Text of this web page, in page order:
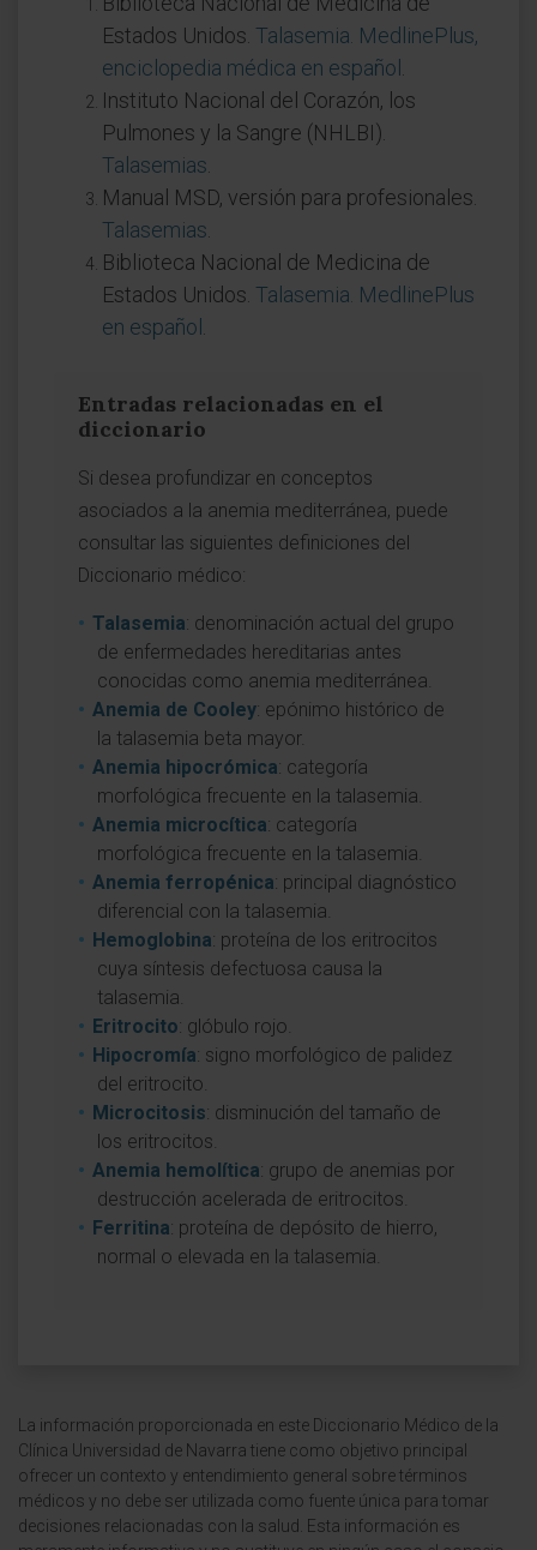
Estados Unidos. Talasemia. MedlinePlus,
enciclopedia médica en español
Instituto Nacional del Corazón, los
Pulmones y la Sangre (NHLBI).
Talasemias
Manual MSD, versión para profesionales.
Talasemias
Biblioteca Nacional de Medicina de
Estados Unidos. Talasemia. MedlinePlus
en español
Entradas relacionadas en el
diccionario
Si desea profundizar en conceptos
asociados a la anemia mediterránea, puede
consultar las siguientes definiciones del
Diccionario médico:
Talasemia: denominación actual del grupo
de enfermedades hereditarias antes
conocidas como anemia mediterránea.
Anemia de Cooley: epónimo histórico de
la talasemia beta mayor.
Anemia hipocrómica: categoría
morfológica frecuente en la talasemia.
Anemia microcítica: categoría
morfológica frecuente en la talasemia.
Anemia ferropénica: principal diagnóstico
diferencial con la talasemia.
Hemoglobina: proteína de los eritrocitos
cuya síntesis defectuosa causa la
talasemia.
Eritrocito: glóbulo rojo.
Hipocromía: signo morfológico de palidez
del eritrocito.
Microcitosis: disminución del tamaño de
los eritrocitos.
Anemia hemolítica: grupo de anemias por
destrucción acelerada de eritrocitos.
Ferritina: proteína de depósito de hierro,
normal o elevada en la talasemia.
La información proporcionada en este Diccionario Médico de la
Clínica Universidad de Navarra tiene como objetivo principal
ofrecer un contexto y entendimiento general sobre términos
médicos y no debe ser utilizada como fuente única para tomar
decisiones relacionadas con la salud. Esta información es